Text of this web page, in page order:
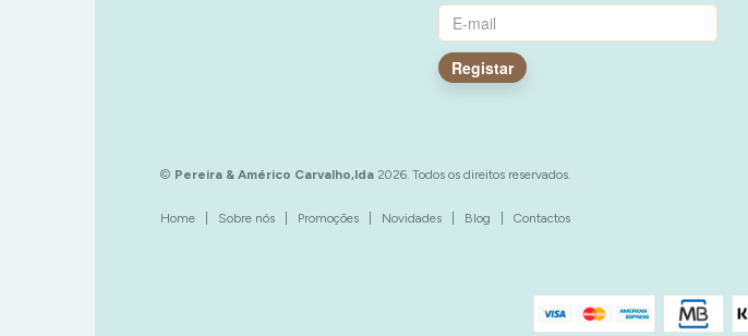
Registar
© Pereira & Américo Carvalho,lda 2026. Todos os direitos reservados.
Home Sobre nós Promoções Novidades Blog Contactos